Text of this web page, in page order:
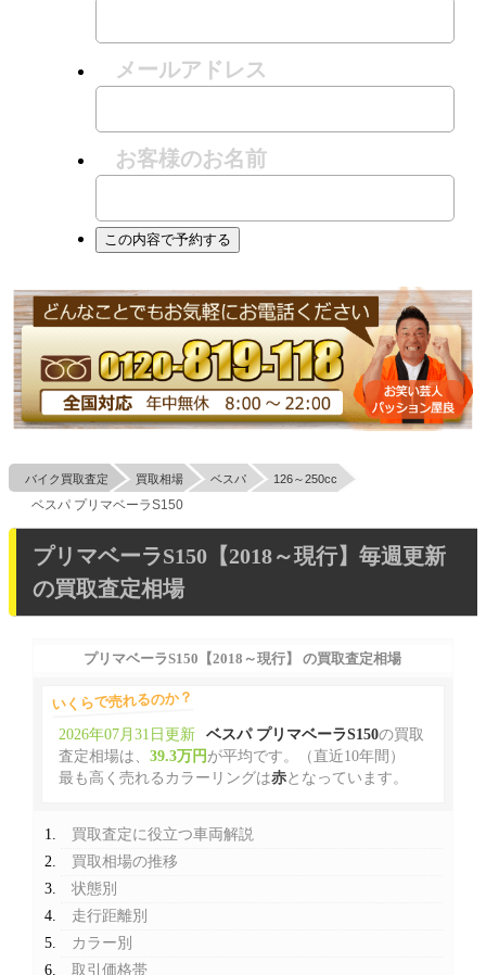
メールアドレス
お客様のお名前
バイク買取査定 買取相場 ベスパ 126～250cc
ベスパ プリマベーラS150
プリマベーラS150【2018～現行】毎週更新
の買取査定相場
プリマベーラS150【2018～現行】 の買取査定相場
いくらで売れるのか？
2026年07月31日更新 ベスパ プリマベーラS150の買取
査定相場は、 39.3万円 が平均です。（直近10年間）
最も高く売れるカラーリングは赤となっています。
買取査定に役立つ車両解説
買取相場の推移
状態別
走行距離別
カラー別
取引価格帯